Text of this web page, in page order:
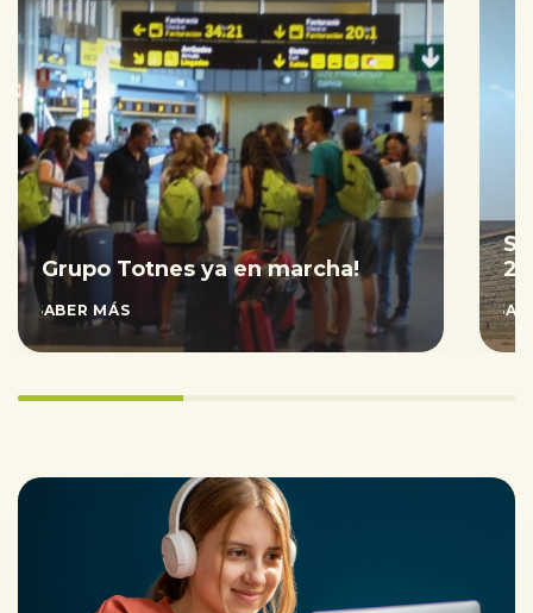
Grupo Totnes ya en marcha!
SABER MÁS
33.333333333333336%